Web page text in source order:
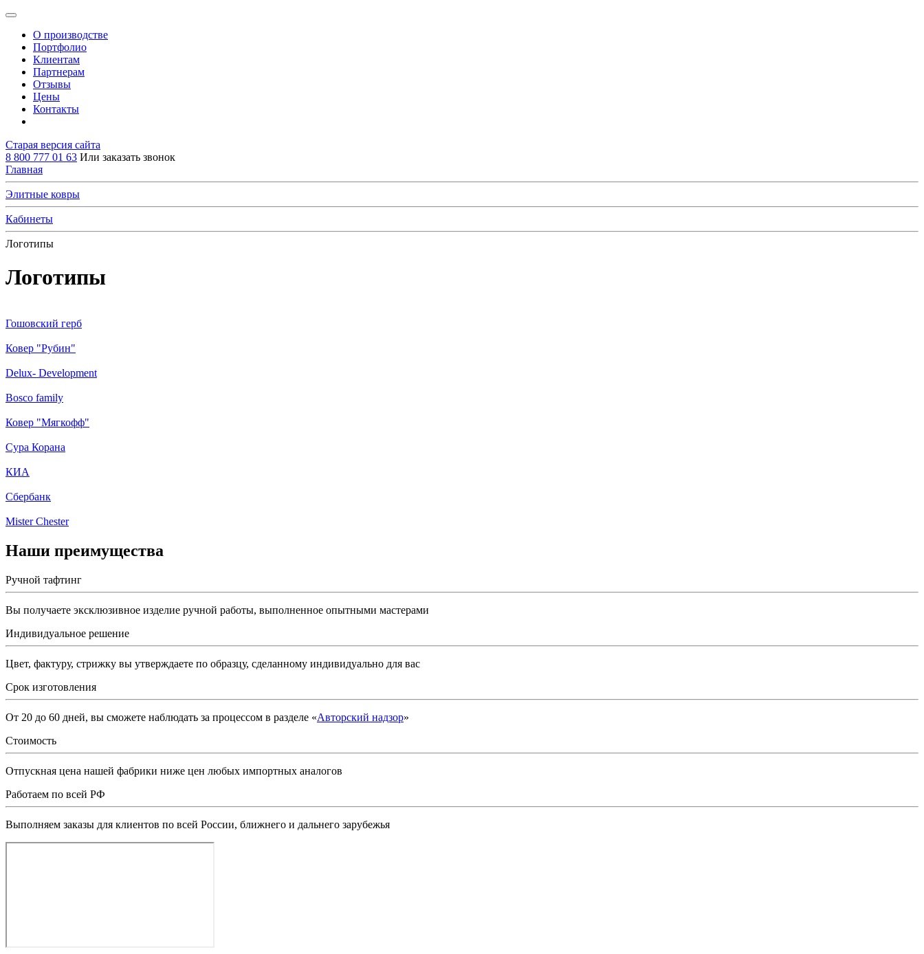
О производстве
Портфолио
Клиентам
Партнерам
Отзывы
Цены
Контакты
Старая версия сайта
8 800 777 01 63 Или заказать звонок
Главная
Элитные ковры
Кабинеты
Логотипы
Логотипы
Гошовский герб
Ковер "Рубин"
Delux- Development
Bosco family
Ковер "Мягкофф"
Сура Корана
КИА
Сбербанк
Mister Chester
Наши преимущества
Ручной тафтинг
Вы получаете эксклюзивное изделие ручной работы, выполненное опытными мастерами
Индивидуальное решение
Цвет, фактуру, стрижку вы утверждаете по образцу, сделанному индивидуально для вас
Срок изготовления
От 20 до 60 дней, вы сможете наблюдать за процессом в разделе «Авторский надзор»
Стоимость
Отпускная цена нашей фабрики ниже цен любых импортных аналогов
Работаем по всей РФ
Выполняем заказы для клиентов по всей России, ближнего и дальнего зарубежья